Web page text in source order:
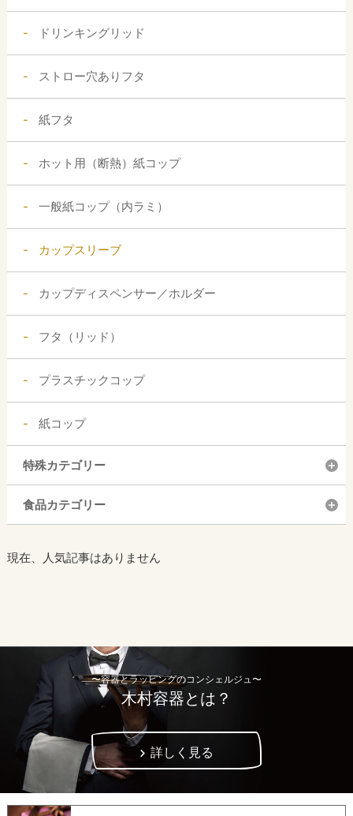
ドリンキングリッド
ストロー穴ありフタ
紙フタ
ホット用（断熱）紙コップ
一般紙コップ（内ラミ）
カップスリーブ
カップディスペンサー／ホルダー
フタ（リッド）
プラスチックコップ
紙コップ
特殊カテゴリー
食品カテゴリー
現在、人気記事はありません
〜容器とラッピングのコンシェルジュ〜
木村容器とは？
詳しく見る